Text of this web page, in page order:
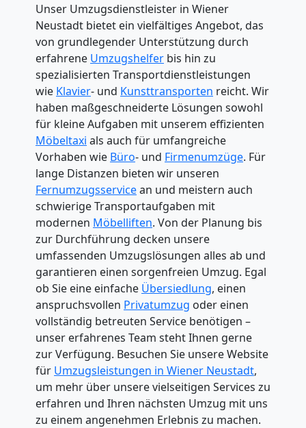
Unser Umzugsdienstleister in Wiener
Neustadt bietet ein vielfältiges Angebot, das
von grundlegender Unterstützung durch
erfahrene Umzugshelfer bis hin zu
spezialisierten Transportdienstleistungen
wie Klavier- und Kunsttransporten reicht. Wir
haben maßgeschneiderte Lösungen sowohl
für kleine Aufgaben mit unserem effizienten
Möbeltaxi als auch für umfangreiche
Vorhaben wie Büro- und Firmenumzüge. Für
lange Distanzen bieten wir unseren
Fernumzugsservicean und meistern auch
schwierige Transportaufgaben mit
modernen Möbelliften. Von der Planung bis
zur Durchführung decken unsere
umfassenden Umzugslösungen alles ab und
garantieren einen sorgenfreien Umzug. Egal
ob Sie eine einfache Übersiedlung, einen
anspruchsvollen Privatumzug oder einen
vollständig betreuten Service benötigen –
unser erfahrenes Team steht Ihnen gerne
zur Verfügung. Besuchen Sie unsere Website
für Umzugsleistungen in Wiener Neustadt,
um mehr über unsere vielseitigen Services zu
erfahren und Ihren nächsten Umzug mit uns
zu einem angenehmen Erlebnis zu machen.